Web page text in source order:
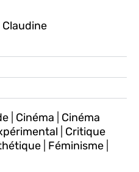
Cinéma
Cinéma
Critique
Féminisme